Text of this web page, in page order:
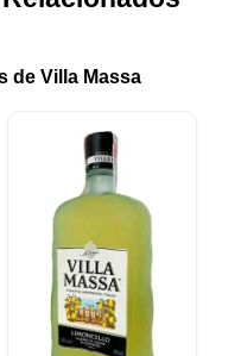
de Villa Massa
La información procesada
incluye datos
personales (por ejemplo,
sesión) e historial de
información para diversos
a su cuenta y
mantener la seguridad,
del usuario, mejorar
último, con fines de
todo tratamiento no esencial
solo las cookies
su elección y
permite utilizar en su